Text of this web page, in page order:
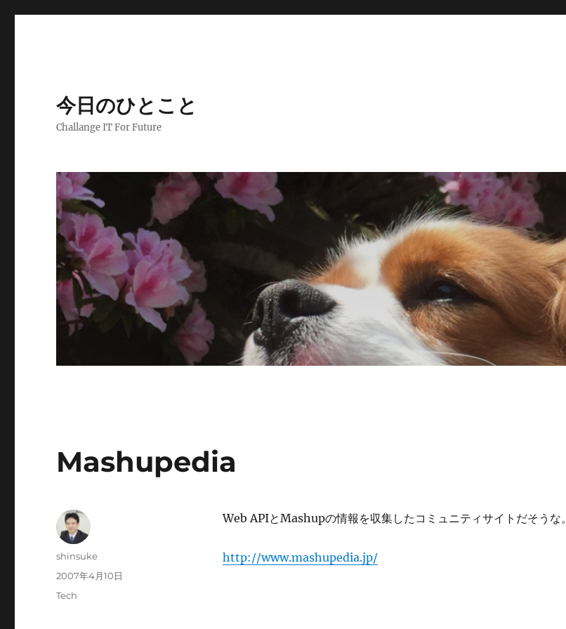
今日のひとこと
Challange IT For Future
Mashupedia
Web APIとMashupの情報を収集したコミュニティサイトだそうな。
http://www.mashupedia.jp/
投
shinsuke
投
2007年4月10日
カ
Tech